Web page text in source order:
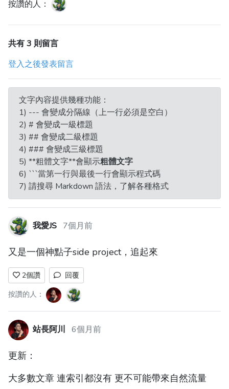
按讚的人：
共有 3 則留言
登入之後發表留言
文字內容提供幾種功能：
1) --- 會變成分隔線（上一行必須是空白）
2) # 會變成一級標題
3) ## 會變成二級標題
4) ### 會變成三級標題
5) **粗體文字**會顯示粗體文字
6) ```當第一行與最後一行會顯示程式碼
7) 請搜尋 Markdown 語法，了解各種格式
我愛JS 7個月前
又是一個神點子side project，追起來
2個讚
回覆
按讚的人：
站長阿川 6個月前
更新：
大多數文章 連索引都沒有 更不可能帶來自然流量